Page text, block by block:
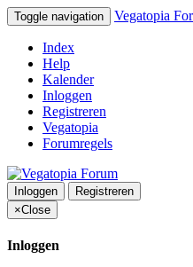
Toggle navigation Vegatopia
Index
Help
Kalender
Inloggen
Registreren
Vegatopia
Forumregels
Inloggen
Registreren
×Close
Inloggen